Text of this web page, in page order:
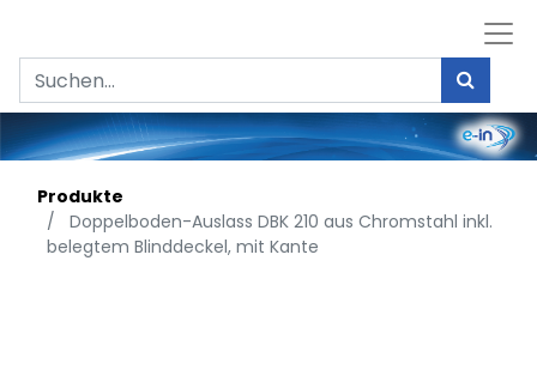
Produkte
Doppelboden-Auslass DBK 210 aus Chromstahl inkl.
belegtem Blinddeckel, mit Kante